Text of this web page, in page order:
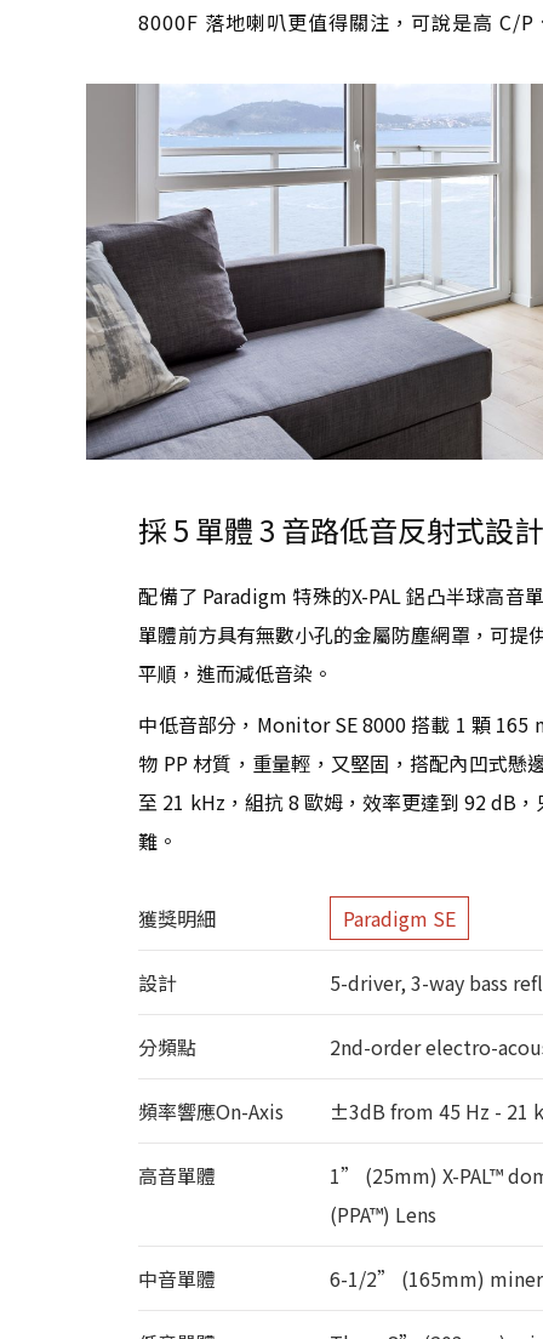
8000F 落地喇叭更值得關注，可說是高 C/P
採 5 單體 3 音路低音反射式設計
配備了 Paradigm 特殊的X-PAL 鋁凸半球高音
單體前方具有無數小孔的金屬防塵網罩，可提
平順，進而減低音染。
中低音部分，Monitor SE 8000 搭載 1 顆
物 PP 材質，重量輕，又堅固，搭配內凹式
至 21 kHz，組抗 8 歐姆，效率更達到 92 dB
難。
獲獎明細 Paradigm SE
設計 5-driver, 3-way bass
分頻點 2nd-order electro-
頻率響應On-Axis ±3dB from 45 Hz - 21
高音單體
1” (25mm) X-PAL™
(PPA™) Lens
中音單體 6-1/2” (165mm)